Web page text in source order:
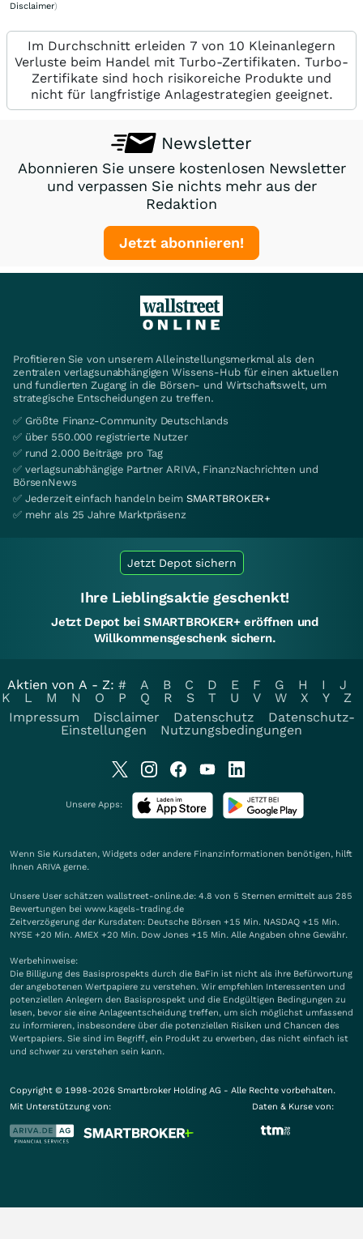
Disclaimer)
Im Durchschnitt erleiden 7 von 10 Kleinanlegern
Verluste beim Handel mit Turbo-Zertifikaten. Turbo-
Zertifikate sind hoch risikoreiche Produkte und
nicht für langfristige Anlagestrategien geeignet.
Newsletter
Abonnieren Sie unsere kostenlosen Newsletter
und verpassen Sie nichts mehr aus der
Redaktion
Jetzt abonnieren!
Profitieren Sie von unserem Alleinstellungsmerkmal als den
zentralen verlagsunabhängigen Wissens-Hub für einen aktuellen
und fundierten Zugang in die Börsen- und Wirtschaftswelt, um
strategische Entscheidungen zu treffen.
✅ Größte Finanz-Community Deutschlands
✅ über 550.000 registrierte Nutzer
✅ rund 2.000 Beiträge pro Tag
✅ verlagsunabhängige Partner ARIVA, FinanzNachrichten und
BörsenNews
✅ Jederzeit einfach handeln beim SMARTBROKER+
✅ mehr als 25 Jahre Marktpräsenz
Jetzt Depot sichern
Ihre Lieblingsaktie geschenkt!
Jetzt Depot bei SMARTBROKER+ eröffnen und
Willkommensgeschenk sichern.
Aktien von A - Z: # A B C D E F G H I
J
K
L M N O P Q R S T U V W X Y
Z
Impressum
Disclaimer Datenschutz
Datenschutz-
Einstellungen
Nutzungsbedingungen
Unsere Apps:
Wenn Sie Kursdaten, Widgets oder andere Finanzinformationen benötigen, hilft
Ihnen ARIVA gerne.
Unsere User schätzen wallstreet-online.de: 4.8 von 5 Sternen ermittelt aus 285
Bewertungen bei www.kagels-trading.de
Zeitverzögerung der Kursdaten: Deutsche Börsen +15 Min. NASDAQ +15 Min.
NYSE +20 Min. AMEX +20 Min. Dow Jones +15 Min. Alle Angaben ohne Gewähr.
Werbehinweise:
Die Billigung des Basisprospekts durch die BaFin ist nicht als ihre Befürwortung
der angebotenen Wertpapiere zu verstehen. Wir empfehlen Interessenten und
potenziellen Anlegern den Basisprospekt und die Endgültigen Bedingungen zu
lesen, bevor sie eine Anlageentscheidung treffen, um sich möglichst umfassend
zu informieren, insbesondere über die potenziellen Risiken und Chancen des
Wertpapiers. Sie sind im Begriff, ein Produkt zu erwerben, das nicht einfach ist
und schwer zu verstehen sein kann.
Copyright © 1998-2026 Smartbroker Holding AG - Alle Rechte vorbehalten.
Mit Unterstützung von:
Daten & Kurse von: